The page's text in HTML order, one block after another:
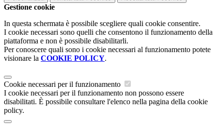
Gestione cookie
In questa schermata è possibile scegliere quali cookie consentire.
I cookie necessari sono quelli che consentono il funzionamento della
piattaforma e non è possibile disabilitarli.
Per conoscere quali sono i cookie necessari al funzionamento potete
visionare la COOKIE POLICY.
Cookie necessari per il funzionamento
I cookie necessari per il funzionamento non possono essere
disabilitati. È possibile consultare l'elenco nella pagina della cookie
policy.